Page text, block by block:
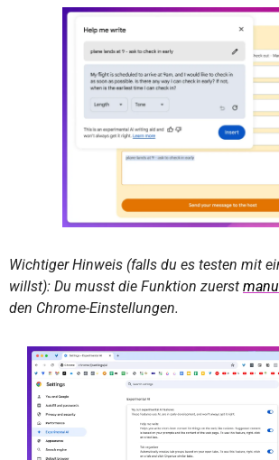
Wichtiger Hinweis (falls du es testen mit
willst): Du musst die Funktion zuerst
den Chrome-Einstellungen.